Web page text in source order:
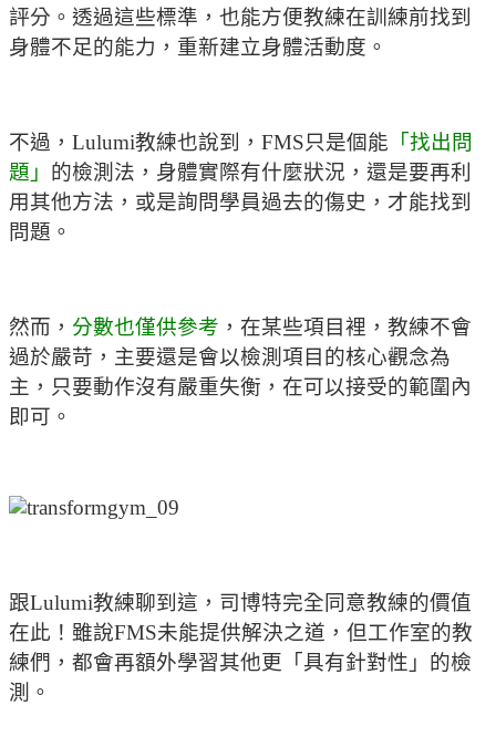
評分。透過這些標準，也能方便教練在訓練前找到
身體不足的能力，重新建立身體活動度。
不過，Lulumi教練也說到，FMS只是個能 「找出問
題」 的檢測法，身體實際有什麼狀況，還是要再利
用其他方法，或是詢問學員過去的傷史，才能找到
問題。
然而， 分數也僅供參考 ，在某些項目裡，教練不會
過於嚴苛，主要還是會以檢測項目的核心觀念為
主，只要動作沒有嚴重失衡，在可以接受的範圍內
即可。
跟Lulumi教練聊到這，司博特完全同意教練的價值
在此！雖說FMS未能提供解決之道，但工作室的教
練們，都會再額外學習其他更「具有針對性」的檢
測。